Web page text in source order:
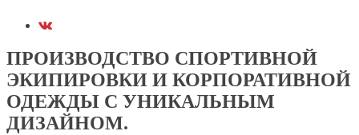
ПРОИЗВОДСТВО СПОРТИВНОЙ
ЭКИПИРОВКИ И КОРПОРАТИВНОЙ
ОДЕЖДЫ С УНИКАЛЬНЫМ
ДИЗАЙНОМ.